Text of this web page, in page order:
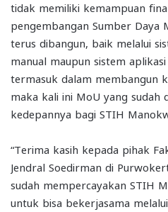
tidak memiliki kemampuan
pengembangan Sumber Daya
terus dibangun, baik melalui
manual maupun sistem
termasuk dalam membangun
maka kali ini MoU yang sudah
kedepannya bagi STIH
“Terima kasih kepada pihak
Jendral Soedirman di
sudah mempercayakan STIH
untuk bisa bekerjasama